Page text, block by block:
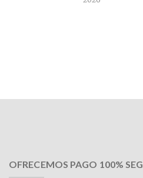
OFRECEMOS PAGO 100%